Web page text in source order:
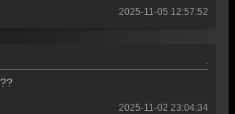
2025-11-05 12:57:52
.
2025-11-02 23:04:34